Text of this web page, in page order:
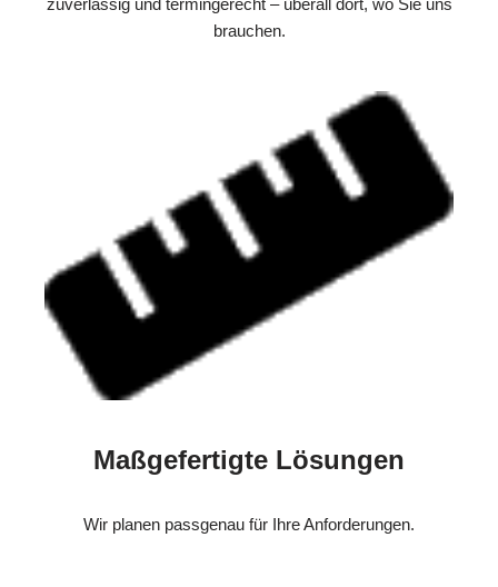
zuverlässig und termingerecht – überall dort, wo Sie uns
brauchen.
Maßgefertigte Lösungen
Wir planen passgenau für Ihre Anforderungen.